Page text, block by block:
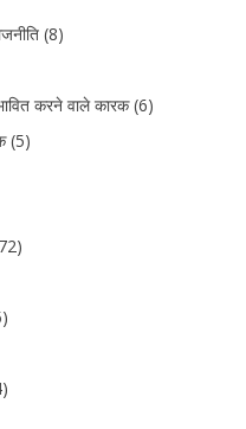
(8)
करने वाले कारक (6)
(5)